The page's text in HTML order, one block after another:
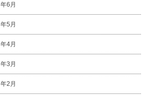
6月
5月
4月
3月
2月